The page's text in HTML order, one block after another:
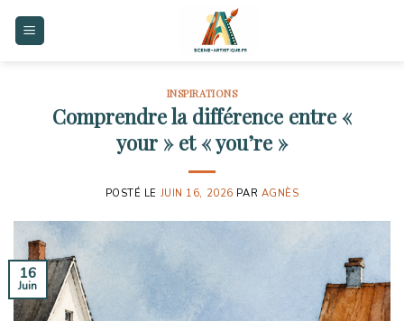
INSPIRATIONS
Comprendre la différence entre «
your » et « you’re »
POSTÉ LE JUIN 16, 2026 PAR AGNÈS
16
Juin